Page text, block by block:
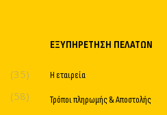
(35)
(58)
ΕΞΥΠΗΡΈΤΗΣΗ ΠΕΛΑΤΏΝ
Η εταιρεία
Τρόποι πληρωμής & Αποστολής